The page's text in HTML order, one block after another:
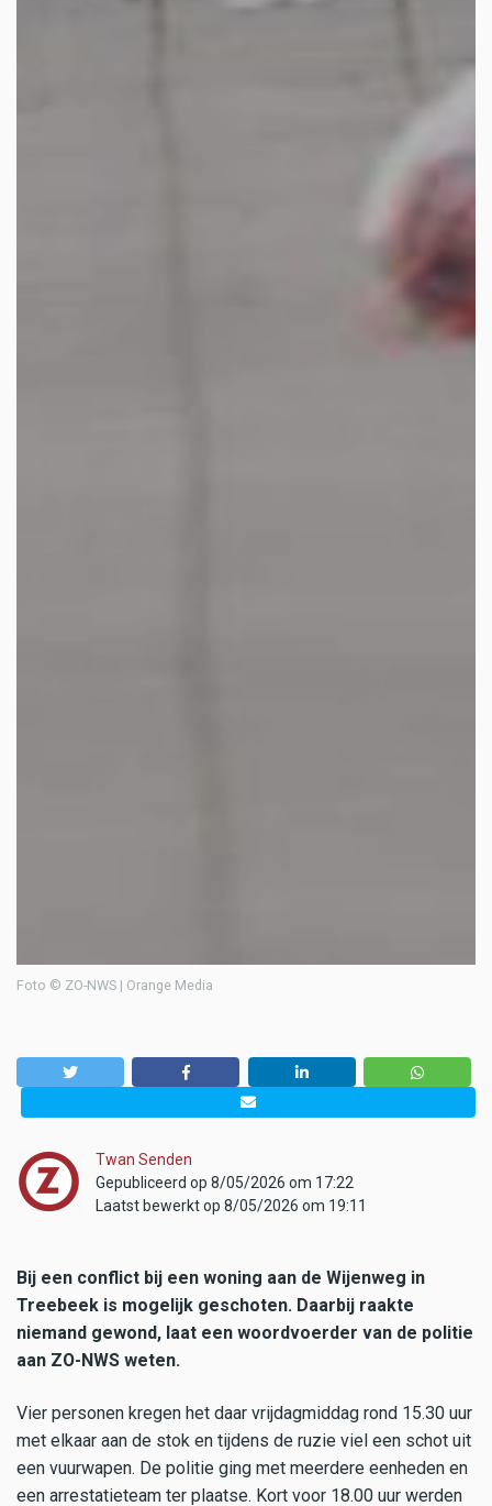
Foto © ZO-NWS | Orange Media
Twan Senden
Gepubliceerd op 8/05/2026 om 17:22
Laatst bewerkt op 8/05/2026 om 19:11
Bij een conflict bij een woning aan de Wijenweg in
Treebeek is mogelijk geschoten. Daarbij raakte
niemand gewond, laat een woordvoerder van de politie
aan ZO-NWS weten.
Vier personen kregen het daar vrijdagmiddag rond 15.30 uur
met elkaar aan de stok en tijdens de ruzie viel een schot uit
een vuurwapen. De politie ging met meerdere eenheden en
een arrestatieteam ter plaatse. Kort voor 18.00 uur werden